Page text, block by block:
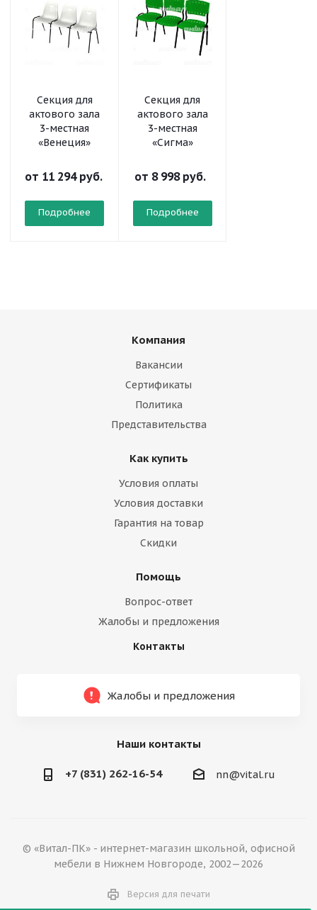
Секция для
актового зала
3-местная
«Венеция»
от 11 294 руб.
Подробнее
Секция для
актового зала
3-местная
«Сигма»
от 8 998 руб.
Подробнее
Компания
Вакансии
Сертификаты
Политика
Представительства
Как купить
Условия оплаты
Условия доставки
Гарантия на товар
Скидки
Помощь
Вопрос-ответ
Жалобы и предложения
Контакты
Жалобы и предложения
Наши контакты
+7 (831) 262-16-54 nn@vital.ru
© «Витал-ПК» - интернет-магазин школьной, офисной
мебели в Нижнем Новгороде, 2002—2026
Версия для печати